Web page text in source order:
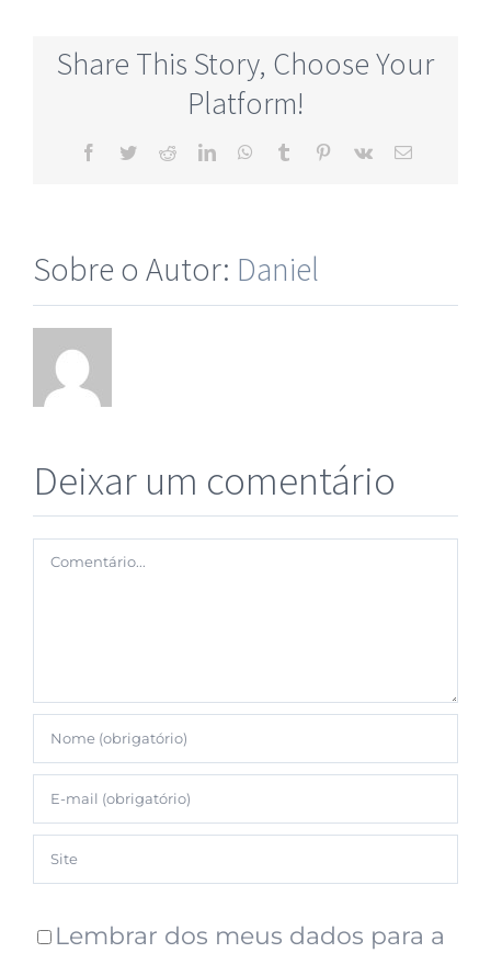
Share This Story, Choose Your
Platform!
Sobre o Autor: Daniel
Deixar um comentário
Lembrar dos meus dados para a